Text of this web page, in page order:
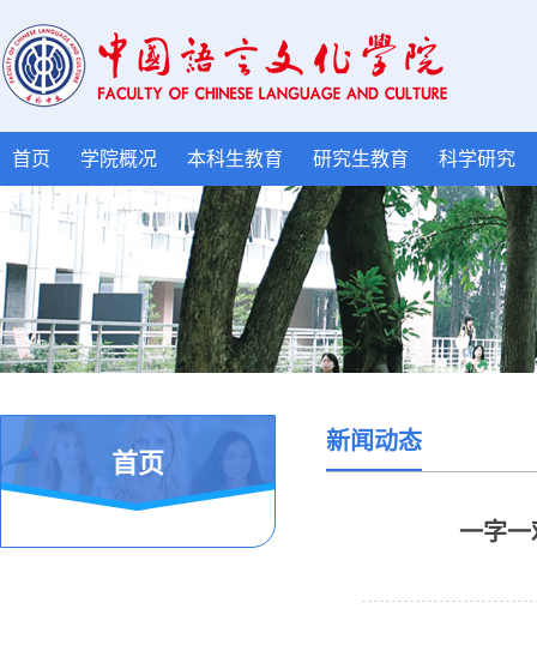
首页 学院概况 本科生教育 研究生教育 科学研究
首页
新闻动态
一字